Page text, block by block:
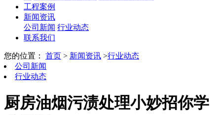
工程案例
新闻资讯
公司新闻 行业动态
联系我们
您的位置： 首页 > 新闻资讯 >行业动态
公司新闻
行业动态
厨房油烟污渍处理小妙招你学